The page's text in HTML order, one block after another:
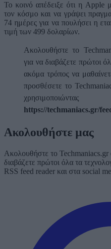
Το κοινό απέδειξε ότι η Apple
τον κόσμο και να γράψει
74 ημέρες για να πουλήσει η
τιμή των 499 δολαρίων.
Ακολουθήστε το
για να διαβάζετε πρώτοι
ακόμα τρόπος να
προσθέσετε το
https://techmaniacs.gr/
Ακολουθήστε μας
Ακολουθήστε το
διαβάζετε πρώτοι όλα τα
RSS feed reader και στα social